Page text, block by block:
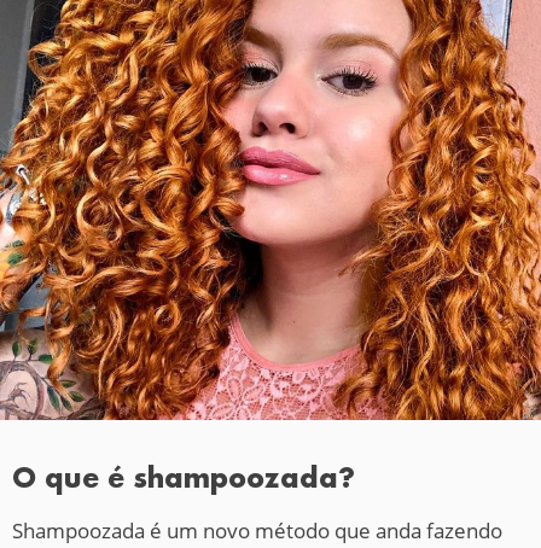
O que é shampoozada?
Shampoozada é um novo método que anda fazendo